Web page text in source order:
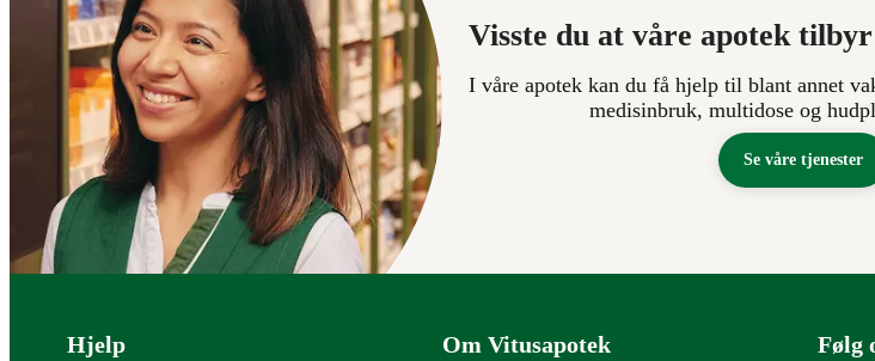
Visste du at våre apotek
I våre apotek kan du få hjelp til blant annet
medisinbruk, multidose og
Se våre tjenester
Bunntekst
Hjelp Om Vitusapotek Følg